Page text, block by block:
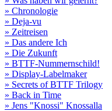
» Chronologie
» Deja-vu
» Zeitreisen
» Das andere Ich
» Die Zukunft
» BTTF-Nummernschild!
» Display-Labelmaker
» Secrets of BTTF Trilogy
» Back in Time
» Jens "Knossi" Knossalla